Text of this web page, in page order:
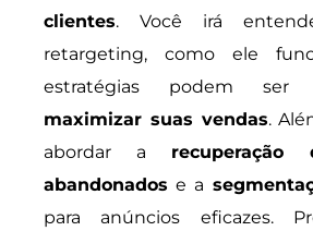
clientes. Você irá
retargeting, como ele
estratégias podem ser
maximizar suas vendas.
abordar a recuperação
abandonados e a
para anúncios eficazes.